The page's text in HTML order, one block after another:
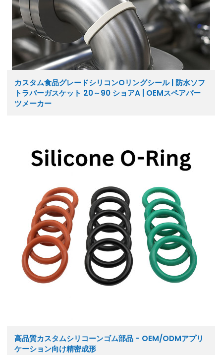
カスタム食品グレードシリコンOリングシール | 防水ソフ
トラバーガスケット 20～90 ショアA | OEMスペアパー
ツメーカー
高品質カスタムシリコーンゴム部品 - OEM/ODMアプリ
ケーション向け精密成形